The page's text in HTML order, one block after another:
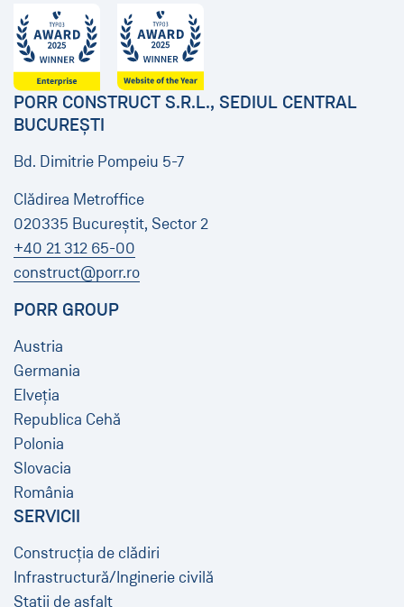
PORR CONSTRUCT S.R.L., SEDIUL CENTRAL
BUCUREȘTI
Bd. Dimitrie Pompeiu 5-7
Clădirea Metroffice
020335 Bucureștit, Sector 2
+40 21 312 65-00
construct@porr.ro
PORR GROUP
Austria
Germania
Elveția
Republica Cehă
Polonia
Slovacia
România
SERVICII
Construcția de clădiri
Infrastructură/Inginerie civilă
Stații de asfalt